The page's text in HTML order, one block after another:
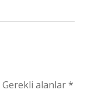
Gerekli alanlar*